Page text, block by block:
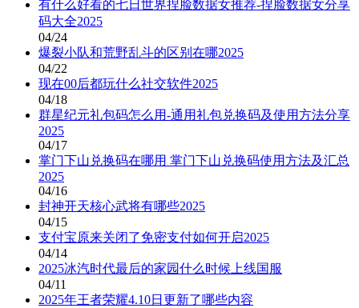
有什么好看的七日世界捏脸数据女推荐-捏脸数据女分享
码大全2025
04/24
爆裂小队和荒野乱斗的区别在哪2025
04/22
现在00后都玩什么社交软件2025
04/18
群星纪元礼包码怎么用-通用礼包兑换码及使用方法分享
2025
04/17
掌门下山兑换码在哪用 掌门下山兑换码使用方法及汇总
2025
04/16
封神开天核心武将有哪些2025
04/15
支付宝原来关闭了免密支付如何开启2025
04/14
2025冰汽时代最后的家园什么时候上线国服
04/11
2025年王者荣耀4.10日更新了哪些内容